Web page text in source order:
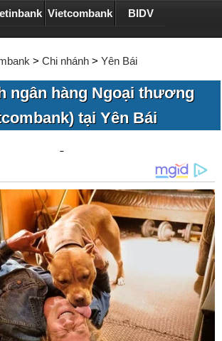
Vietcombank BIDV
> Chi nhánh > Yên Bái
ngân hàng Ngoại thương
tại Yên Bái